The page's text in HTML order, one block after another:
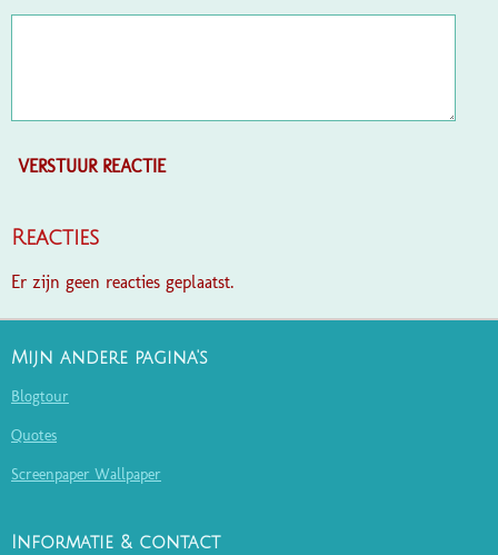
VERSTUUR REACTIE
Reacties
Er zijn geen reacties geplaatst.
Mijn andere pagina's
Blogtour
Quotes
Screenpaper Wallpaper
Informatie & contact